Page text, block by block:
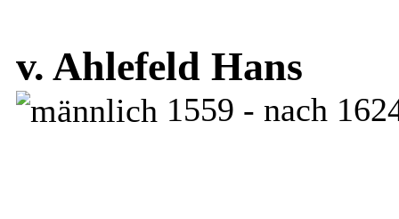
v. Ahlefeld Hans
1559 - nach